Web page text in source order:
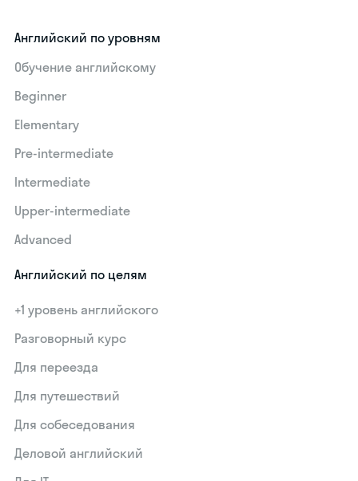
Английский по уровням
Обучение английскому
Beginner
Elementary
Pre-intermediate
Intermediate
Upper-intermediate
Advanced
Английский по целям
+1 уровень английского
Разговорный курс
Для переезда
Для путешествий
Для собеседования
Деловой английский